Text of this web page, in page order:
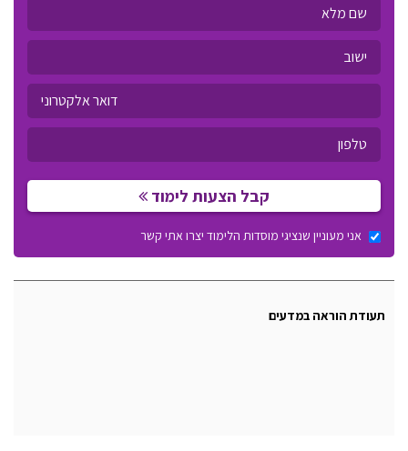
קבל הצעות לימוד
אני מעוניין שנציגי מוסדות הלימוד יצרו אתי קשר
תעודת הוראה במדעים